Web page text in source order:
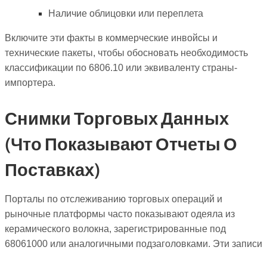
Наличие облицовки или переплета
Включите эти факты в коммерческие инвойсы и
технические пакеты, чтобы обосновать необходимость
классификации по 6806.10 или эквиваленту страны-
импортера.
Снимки Торговых Данных
(что Показывают Отчеты О
Поставках)
Порталы по отслеживанию торговых операций и
рыночные платформы часто показывают одеяла из
керамического волокна, зарегистрированные под
68061000 или аналогичными подзаголовками. Эти записи